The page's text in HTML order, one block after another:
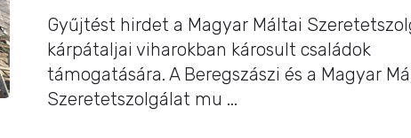
Gyűjtést hirdet a Magyar Máltai
kárpátaljai viharokban károsult családok
támogatására. A Beregszászi és a Magyar
Szeretetszolgálat mu ...